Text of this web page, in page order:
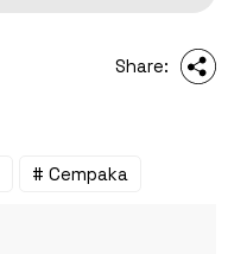
Share:
# Cempaka